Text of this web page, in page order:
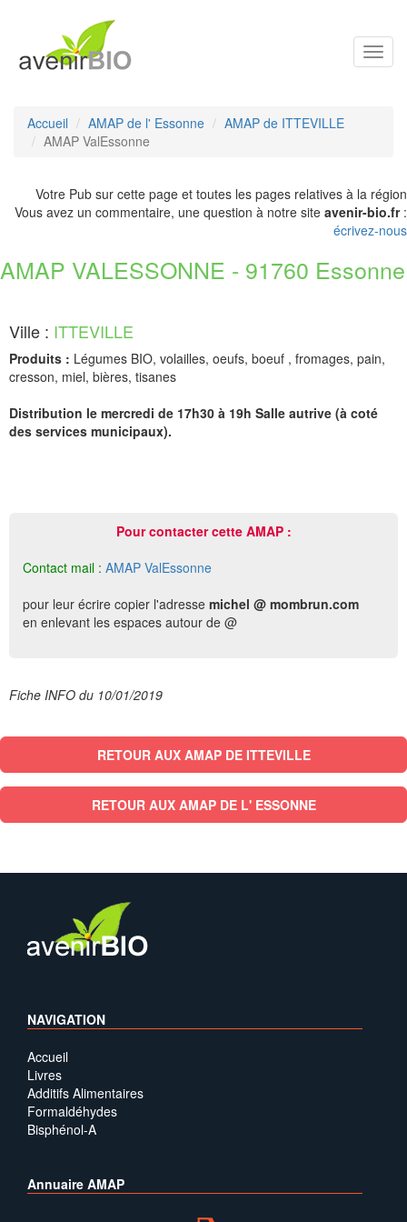
Accueil AMAP de l' Essonne
AMAP de ITTEVILLE
AMAP ValEssonne
Votre Pub sur cette page et toutes les pages relatives à la région
Vous avez un commentaire, une question à notre site avenir-bio.fr:
écrivez-nous
AMAP VALESSONNE - 91760 Essonne
Ville : ITTEVILLE
Produits : Légumes BIO, volailles, oeufs, boeuf , fromages, pain,
cresson, miel, bières, tisanes
Distribution le mercredi de 17h30 à 19h Salle autrive (à coté
des services municipaux).
Pour contacter cette AMAP :
Contact mail : AMAP ValEssonne
pour leur écrire copier l'adresse michel @ mombrun.com
en enlevant les espaces autour de @
Fiche INFO du 10/01/2019
RETOUR AUX AMAP DE ITTEVILLE
RETOUR AUX AMAP DE L' ESSONNE
NAVIGATION
Accueil
Livres
Additifs Alimentaires
Formaldéhydes
Bisphénol-A
Annuaire AMAP